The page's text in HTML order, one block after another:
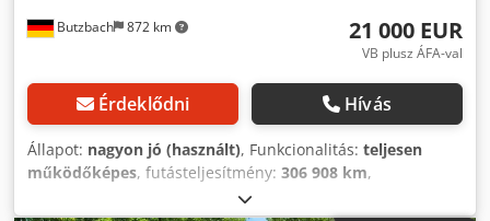
Butzbach 872 km 21 000 EUR
VB plusz ÁFA-val
Érdeklődni Hívás
Állapot: nagyon jó (használt), Funkcionalitás: teljesen
működőképes, futásteljesítmény: 306 908 km,
107 kW (145,48 LE)